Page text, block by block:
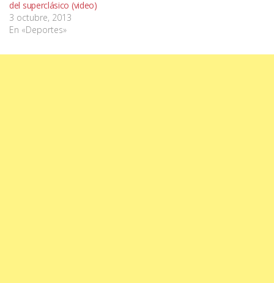
del superclásico (video)
3 octubre, 2013
En «Deportes»